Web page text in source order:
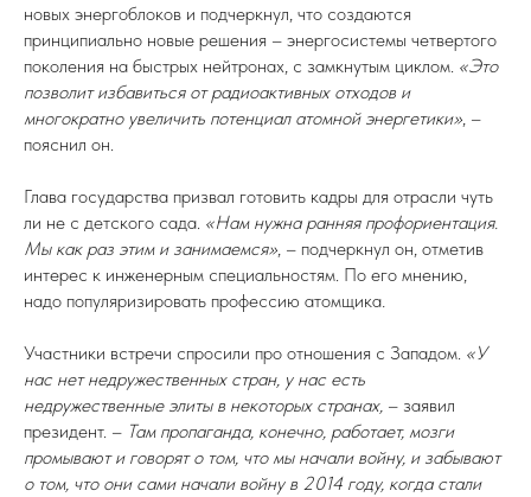
новых энергоблоков и подчеркнул, что создаются
принципиально новые решения – энергосистемы четвертого
поколения на быстрых нейтронах, с замкнутым циклом. «Это
позволит избавиться от радиоактивных отходов и
многократно увеличить потенциал атомной энергетики», –
пояснил он.
Глава государства призвал готовить кадры для отрасли чуть
ли не с детского сада. «Нам нужна ранняя профориентация.
Мы как раз этим и занимаемся», – подчеркнул он, отметив
интерес к инженерным специальностям. По его мнению,
надо популяризировать профессию атомщика.
Участники встречи спросили про отношения с Западом. «У
нас нет недружественных стран, у нас есть
недружественные элиты в некоторых странах, – заявил
президент. – Там пропаганда, конечно, работает, мозги
промывают и говорят о том, что мы начали войну, и забывают
о том, что они сами начали войну в 2014 году, когда стали